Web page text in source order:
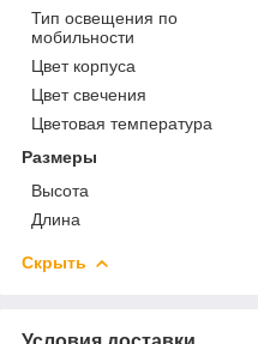
Тип освещения по
мобильности
Цвет корпуса
Цвет свечения
Цветовая температура
Размеры
Высота
Длина
Скрыть